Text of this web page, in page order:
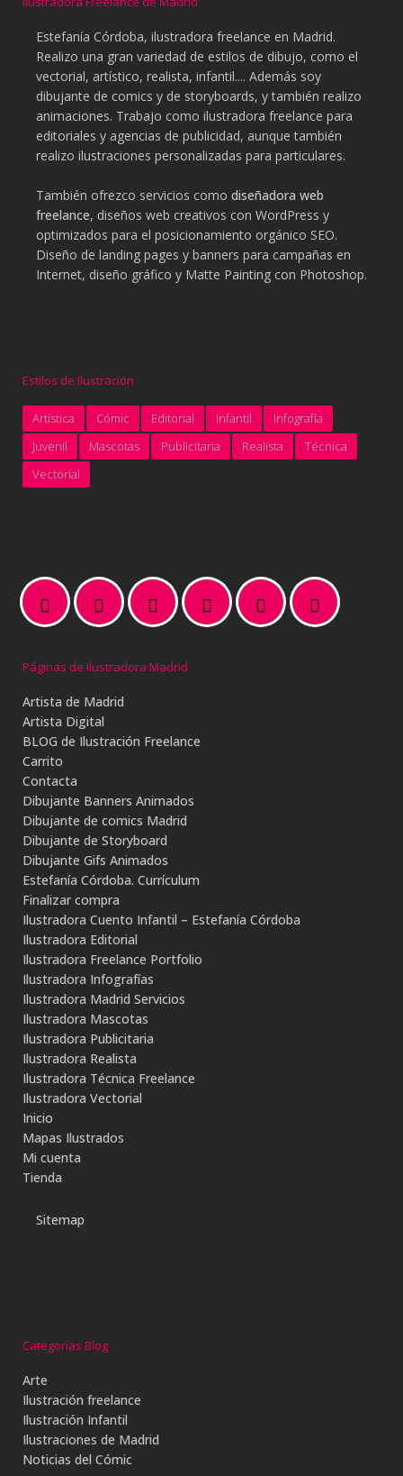
Estefanía Córdoba, ilustradora freelance en Madrid.
Realizo una gran variedad de estilos de dibujo, como el
vectorial, artístico, realista, infantil.... Además soy
dibujante de comics y de storyboards, y también realizo
animaciones. Trabajo como ilustradora freelance para
editoriales y agencias de publicidad, aunque también
realizo ilustraciones personalizadas para particulares.
También ofrezco servicios como diseñadora web
freelance, diseños web creativos con WordPress y
optimizados para el posicionamiento orgánico SEO.
Diseño de landing pages y banners para campañas en
Internet, diseño gráfico y Matte Painting con Photoshop.
Estilos de Ilustración
Artística Cómic Editorial Infantil
Infografía
Juvenil
Mascotas Publicitaria Realista
Técnica
Vectorial
Páginas de Ilustradora Madrid
Artista de Madrid
Artista Digital
BLOG de Ilustración Freelance
Carrito
Contacta
Dibujante Banners Animados
Dibujante de comics Madrid
Dibujante de Storyboard
Dibujante Gifs Animados
Estefanía Córdoba. Currículum
Finalizar compra
Ilustradora Cuento Infantil – Estefanía Córdoba
Ilustradora Editorial
Ilustradora Freelance Portfolio
Ilustradora Infografías
Ilustradora Madrid Servicios
Ilustradora Mascotas
Ilustradora Publicitaria
Ilustradora Realista
Ilustradora Técnica Freelance
Ilustradora Vectorial
Inicio
Mapas Ilustrados
Mi cuenta
Tienda
Sitemap
Categorías Blog
Arte
Ilustración freelance
Ilustración Infantil
Ilustraciones de Madrid
Noticias del Cómic